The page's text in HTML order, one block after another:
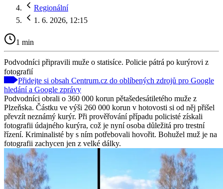
Regionální
1. 6. 2026, 12:15
1 min
Podvodníci připravili muže o statisíce. Policie pátrá po kurýrovi z
fotografií
Přidejte si obsah Centrum.cz do oblíbených zdrojů pro Google
hledání a Google zprávy
Podvodníci obrali o 360 000 korun pětašedesátiletého muže z
Plzeňska. Částku ve výši 260 000 korun v hotovosti si od něj přišel
převzít neznámý kurýr. Při prověřování případu policisté získali
fotografii údajného kurýra, což je nyní osoba důležitá pro trestní
řízení. Kriminalisté by s ním potřebovali hovořit. Bohužel muž je na
fotografii zachycen jen z velké dálky.